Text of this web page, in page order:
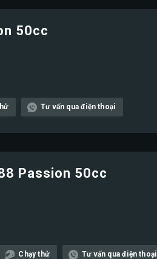
50cc
Tư vấn qua điện thoại
Passion 50cc
Chạy thử Tư vấn qua điện thoại